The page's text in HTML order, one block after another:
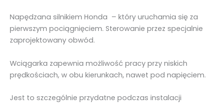
Napędzana silnikiem Honda – który uruchamia się za
pierwszym pociągnięciem. Sterowanie przez specjalnie
zaprojektowany obwód.
Wciągarka zapewnia możliwość pracy przy niskich
prędkościach, w obu kierunkach, nawet pod napięciem.
Jest to szczególnie przydatne podczas instalacji